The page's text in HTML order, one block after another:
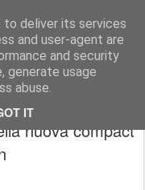
to deliver its services
and user-agent are
and security
generate usage
abuse.
IT
News 280912
2015
nuova compact